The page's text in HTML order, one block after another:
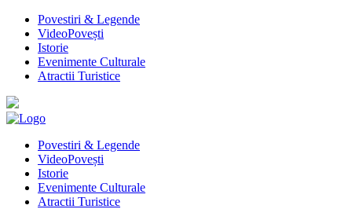
Povestiri & Legende
VideoPovești
Istorie
Evenimente Culturale
Atractii Turistice
Povestiri & Legende
VideoPovești
Istorie
Evenimente Culturale
Atractii Turistice